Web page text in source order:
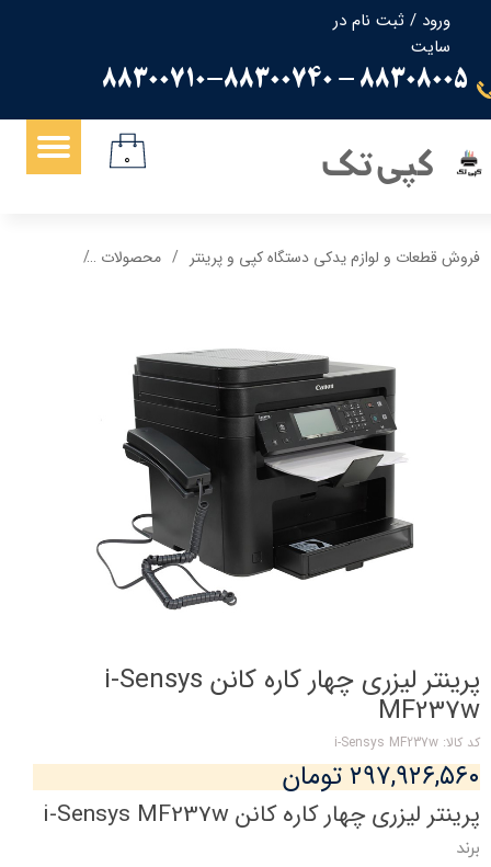
ورود / ثبت نام در
سایت
حساب کاربری من
تغییر گذر واژه
سفارشات
88308005 - 88300710-88300740
کپی تک ۰
فروش قطعات و لوازم یدکی دستگاه کپی و پرینتر محصولات
پرینتر لیزری چهار کاره کانن i-Sensys
MF237w
کد کالا: i-Sensys MF237w
۲۹۷,۹۲۶,۵۶۰ تومان
پرینتر لیزری چهار کاره کانن i-Sensys MF237w
برند